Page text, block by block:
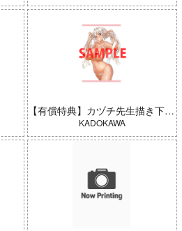
Summer Challenger/水瀬いの
り 【有償特典】カヅチ先生描き下ろしB2タペストリー（田舎の黒ギャルJKと結婚しました 4）
KADOKAWA